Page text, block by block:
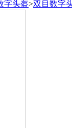
字头盔>双目数字